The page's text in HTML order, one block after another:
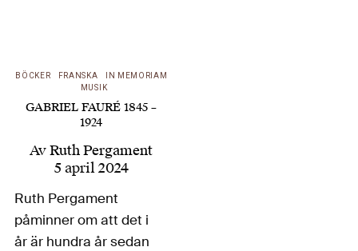
BÖCKER FRANSKA
IN MEMORIAM
MUSIK
GABRIEL FAURÉ 1845 –
1924
AvRuth Pergament
5 april 2024
Ruth Pergament
påminner om att det i
år är hundra år sedan